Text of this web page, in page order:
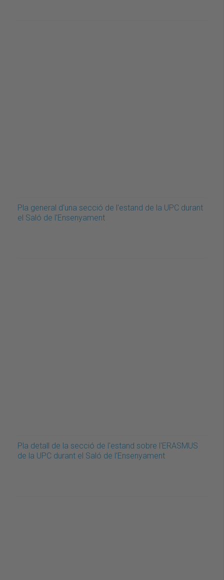
Pla general d'una secció de l'estand de la UPC durant
el Saló de l'Ensenyament
Pla detall de la secció de l'estand sobre l'ERASMUS
de la UPC durant el Saló de l'Ensenyament